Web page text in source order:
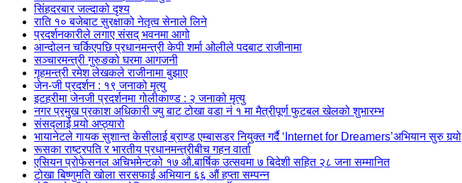
सिंहदरबार जल्दाको दृश्य
राति १० बजेबाट सुरक्षाको नेतृत्व सेनाले लिने
प्रदर्शनकारीले लगाए संसद् भवनमा आगो
आन्दोलन चर्किएपछि प्रधानमन्त्री केपी शर्मा ओलीले पदबाट ‍राजीनामा
सञ्चारमन्त्री गुरुङको घरमा आगजनी
गृहमन्त्री रमेश लेखकले राजीनामा बुझाए
जेन-जी प्रदर्शन : १९ जनाको मृत्यु
इटहरीमा जेनजी प्रदर्शनमा गोलीकाण्ड : २ जनाको मृत्यु
नगर प्रमुख प्रकाश अधिकारी ज्यु बाट टोखा वडा नं १ मा मैत्रीपूर्ण फुटबल खेलको शुभारम्भ
संसद्लाई पर्‍यो अप्ठ्यारो
भायानेटले गायक सुशान्त केसीलाई ब्राण्ड एम्बासडर नियुक्त गर्दै ‘Internet for Dreamers’अभियान सुरु गर्‍यो
रूसका राष्ट्रपति र भारतीय प्रधानमन्त्रीबीच गहन वार्ता
एसियन प्रोफेसनल अचिभमेन्टको १७ औ.बार्षिक उत्सवमा ७ बिदेशी सहित २८ जना सम्मानित
टोखा बिष्णुमति खोला सरसफाई अभियान ६६ औं हप्ता सम्पन्न